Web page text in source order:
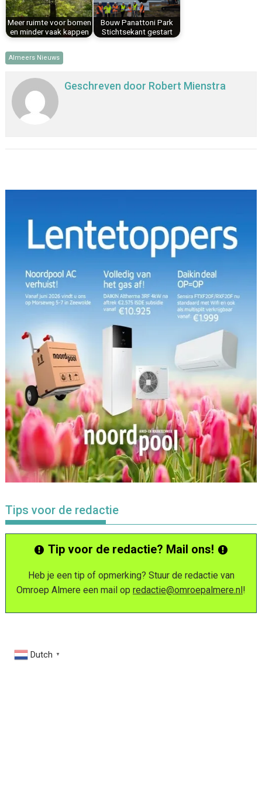
Meer ruimte voor bomen
en minder vaak kappen
Bouw Panattoni Park
Stichtsekant gestart
Almeers Nieuws
Geschreven door Robert Mienstra
Tips voor de redactie
Tip voor de redactie? Mail ons!
Heb je een tip of opmerking? Stuur de redactie van
Omroep Almere een mail op redactie@omroepalmere.nl!
Dutch ▼